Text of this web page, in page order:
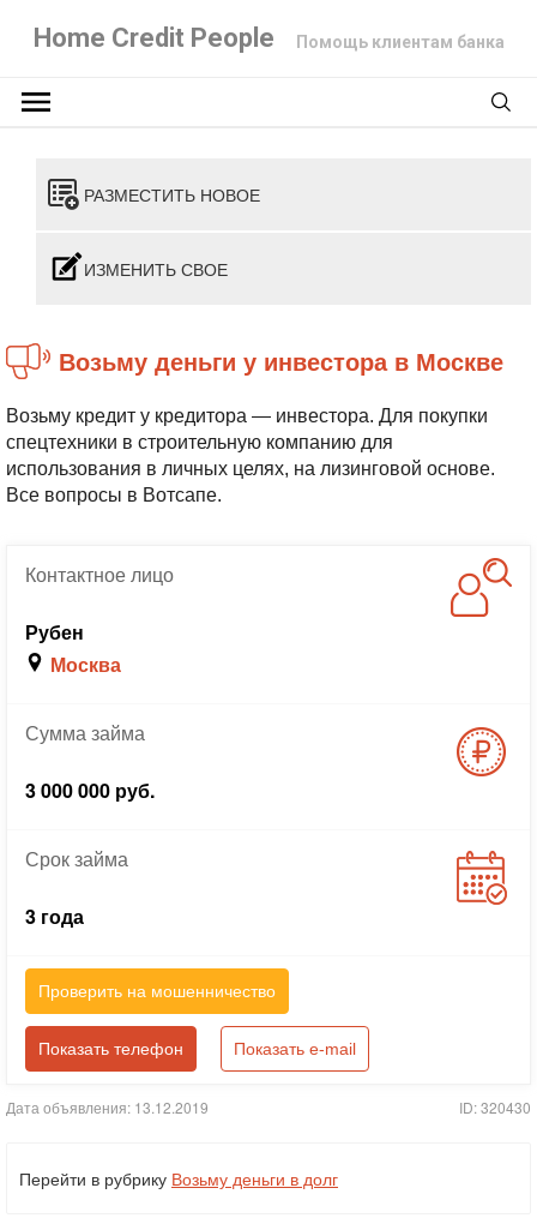
Home Credit People Помощь клиентам банка
РАЗМЕСТИТЬ НОВОЕ
ИЗМЕНИТЬ СВОЕ
Возьму деньги у инвестора в Москве
Возьму кредит у кредитора — инвестора. Для покупки
спецтехники в строительную компанию для
использования в личных целях, на лизинговой основе.
Все вопросы в Вотсапе.
Контактноелицо
Рубен
Москва
Суммазайма
3 000 000 руб.
Срокзайма
3 года
Проверить на мошенничество
Показать телефон Показать e-mail
Дата объявления: 13.12.2019 ID: 320430
Перейти в рубрику Возьму деньги в долг